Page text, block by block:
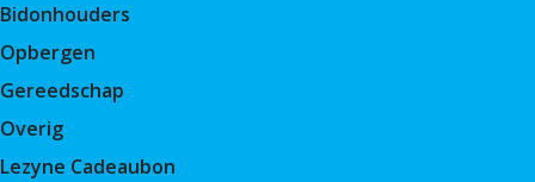
Bidonhouders
Opbergen
Gereedschap
Overig
Lezyne Cadeaubon